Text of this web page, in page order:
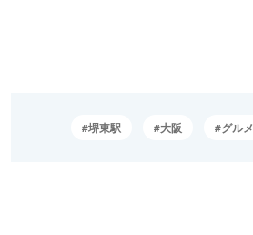
堺東駅 大阪 グルメ